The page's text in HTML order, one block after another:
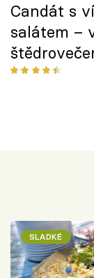
Candát s
salátem –
SLADKÉ